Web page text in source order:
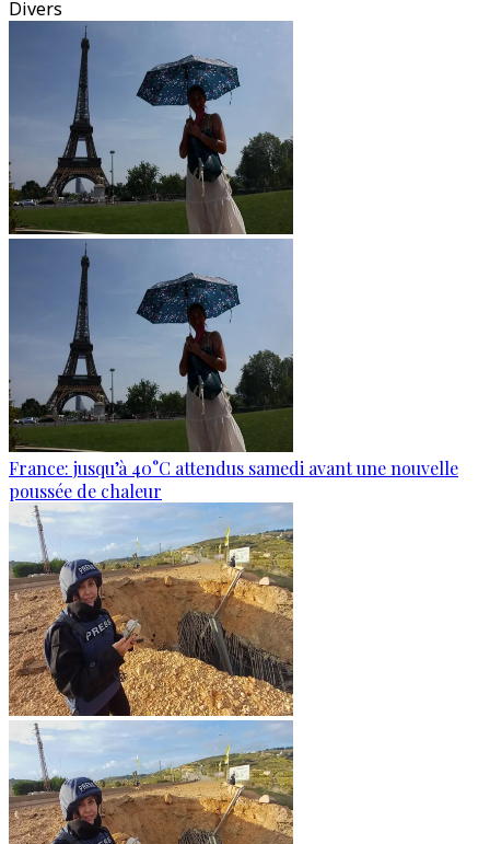
Divers
France: jusqu’à 40°C attendus samedi avant une nouvelle
poussée de chaleur